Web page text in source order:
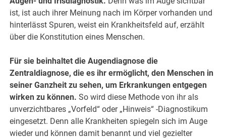
ist, ist auch ihrer Meinung nach im Körper vorhanden und
hinterlässt Spuren, weist ein Krankheitsfeld auf, erzählt
über die Konstitution eines Menschen.
Für sie beinhaltet die Augendiagnose die
Zentraldiagnose, die es ihr ermöglicht, den Menschen in
seiner Ganzheit zu sehen, um Erkrankungen entgegen
wirken zu können. So wird diese Methode von ihr als
unverzichtbares „Vorfeld“ oder „Hinweis“ -Diagnostikum
eingesetzt. Denn alle Krankheiten spiegeln sich im Auge
wieder und können damit benannt und viel gezielter